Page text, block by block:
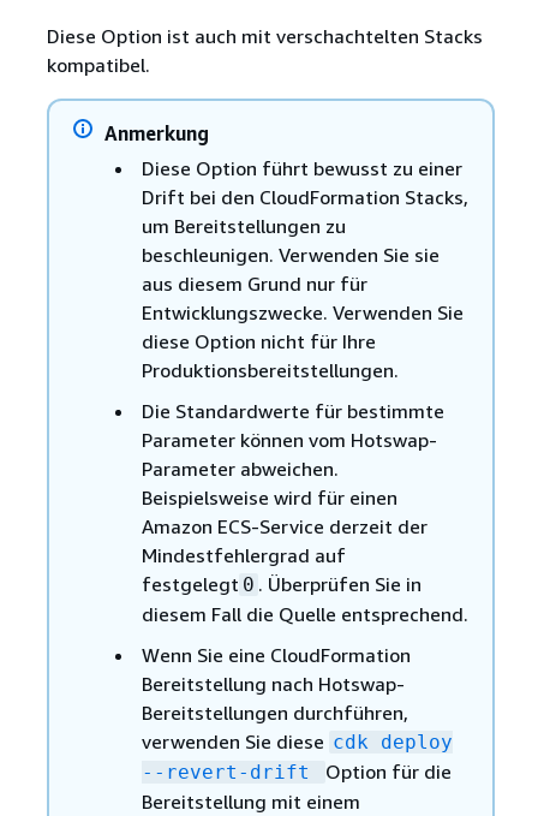
Diese Option ist auch mit verschachtelten Stacks
kompatibel.
Anmerkung
Diese Option führt bewusst zu einer
Drift bei den CloudFormation Stacks,
um Bereitstellungen zu
beschleunigen. Verwenden Sie sie
aus diesem Grund nur für
Entwicklungszwecke. Verwenden Sie
diese Option nicht für Ihre
Produktionsbereitstellungen.
Die Standardwerte für bestimmte
Parameter können vom Hotswap-
Parameter abweichen.
Beispielsweise wird für einen
Amazon ECS-Service derzeit der
Mindestfehlergrad auf
festgelegt 0 . Überprüfen Sie in
diesem Fall die Quelle entsprechend.
Wenn Sie eine CloudFormation
Bereitstellung nach Hotswap-
Bereitstellungen durchführen,
verwenden Sie diese cdk deploy
--revert-drift
Option für die
Bereitstellung mit einem